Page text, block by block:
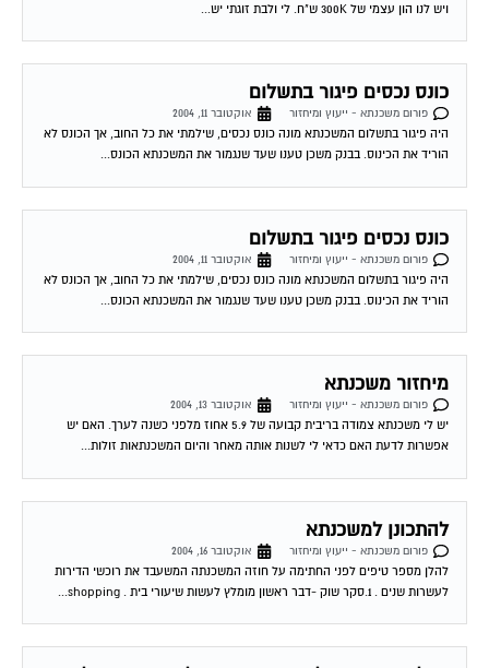
ויש לנו הון עצמי של 300K ש"ח. לי ולבת זוגתי יש...
כונס נכסים פיגור בתשלום
פורום משכנתא - ייעוץ ומיחזור
אוקטובר 11, 2004
היה פיגור בתשלום המשכנתא מונה כונס נכסים, שילמתי את כל החוב, אך הכונס לא
הוריד את הכינוס. בבנק משכן טענו שעד שנגמור את המשכנתא הכונס...
כונס נכסים פיגור בתשלום
פורום משכנתא - ייעוץ ומיחזור
אוקטובר 11, 2004
היה פיגור בתשלום המשכנתא מונה כונס נכסים, שילמתי את כל החוב, אך הכונס לא
הוריד את הכינוס. בבנק משכן טענו שעד שנגמור את המשכנתא הכונס...
מיחזור משכנתא
פורום משכנתא - ייעוץ ומיחזור
אוקטובר 13, 2004
יש לי משכנתא צמודה בריבית קבועה של 5.9 אחוז מלפני כשנה לערך. האם יש
אפשרות לדעת האם כדאי לי לשנות אותה מאחר והיום המשכנתאות זולות...
להתכונן למשכנתא
פורום משכנתא - ייעוץ ומיחזור
אוקטובר 16, 2004
להלן מספר טיפים לפני החתימה על חוזה המשכנתה המשעבד את רוכשי הדירות
לעשרות שנים . 1.סקר שוק -דבר ראשון מומלץ לעשות שיעורי בית . shopping...